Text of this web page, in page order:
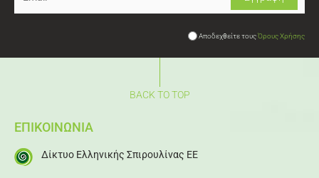
Αποδεχθείτε τουςΌρους Χρήσης
BACK TO TOP
ΕΠΙΚΟΙΝΩΝΙΑ
Δίκτυο Ελληνικής Σπιρουλίνας ΕΕ